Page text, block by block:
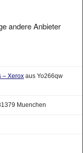
andere Anbieter
– Xerox aus Yo266qw
Muenchen